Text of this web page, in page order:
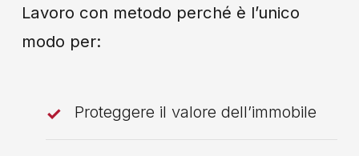
Lavoro con metodo perché è l’unico
modo per:
Proteggere il valore dell’immobile